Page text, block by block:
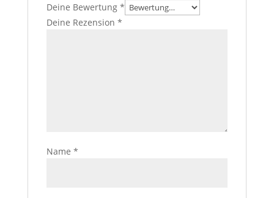
Deine Bewertung *
Deine Rezension *
Name *